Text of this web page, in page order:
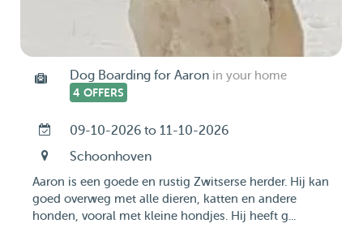
Dog Boarding for Aaron in your home
4 OFFERS
09-10-2026 to 11-10-2026
Schoonhoven
Aaron is een goede en rustig Zwitserse herder. Hij kan
goed overweg met alle dieren, katten en andere
honden, vooral met kleine hondjes. Hij heeft g...